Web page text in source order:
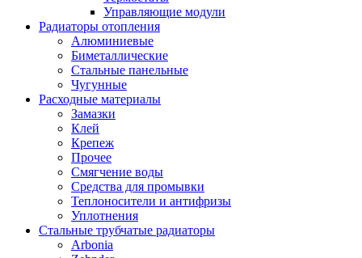
Управляющие модули
Радиаторы отопления
Алюминиевые
Биметаллические
Стальные панельные
Чугунные
Расходные материалы
Замазки
Клей
Крепеж
Прочее
Смягчение воды
Средства для промывки
Теплоносители и антифризы
Уплотнения
Стальные трубчатые радиаторы
Arbonia